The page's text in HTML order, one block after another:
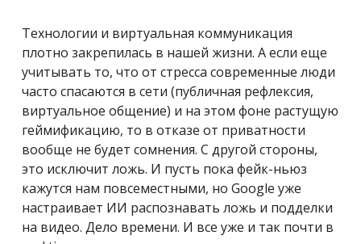
Технологии и виртуальная коммуникация
плотно закрепилась в нашей жизни. А если еще
учитывать то, что от стресса современные люди
часто спасаются в сети (публичная рефлексия,
виртуальное общение) и на этом фоне растущую
геймификацию, то в отказе от приватности
вообще не будет сомнения. С другой стороны,
это исключит ложь. И пусть пока фейк-ньюз
кажутся нам повсеместными, но Google уже
настраивает ИИ распознавать ложь и подделки
на видео. Дело времени. И все уже и так почти в